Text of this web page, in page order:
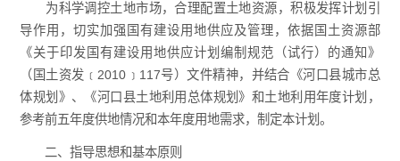
为科学调控土地市场，合理配置土地资源，积极发挥计划引
导作用，切实加强国有建设用地供应及管理，依据国土资源部
《关于印发国有建设用地供应计划编制规范（试行）的通知》
（国土资发﹝2010﹞117号）文件精神，并结合《河口县城市总
体规划》、《河口县土地利用总体规划》和土地利用年度计划，
参考前五年度供地情况和本年度用地需求，制定本计划。
二、指导思想和基本原则